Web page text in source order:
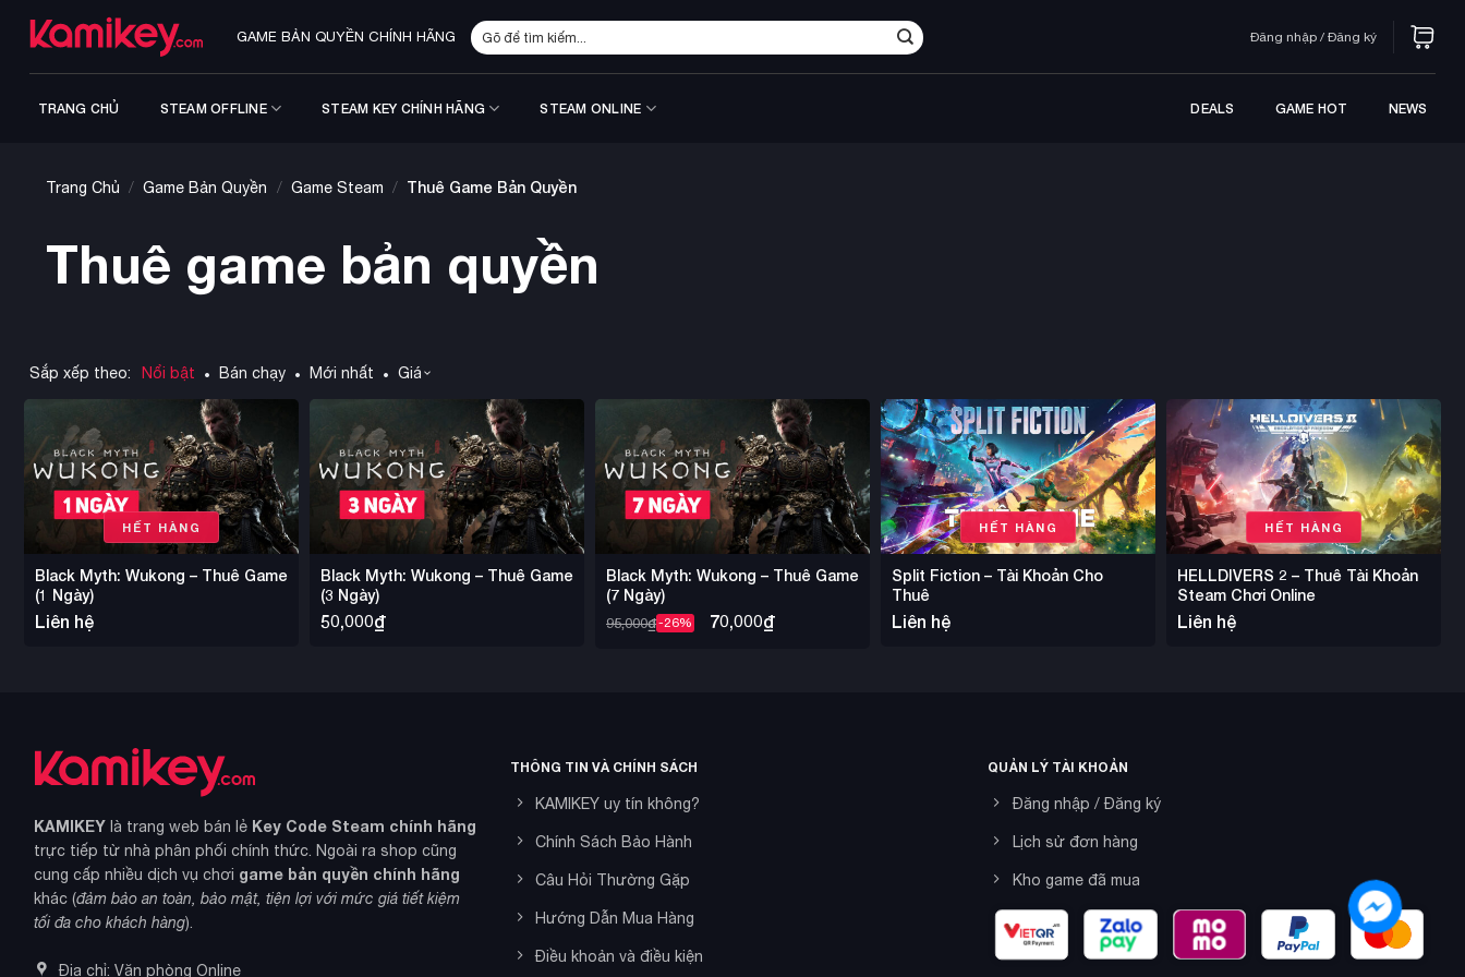
GAME BẢN QUYỀN CHÍNH HÃNG
Tìm
kiếm:
Đăng nhập / Đăng ký
TRANG CHỦ STEAM OFFLINE STEAM KEY CHÍNH HÃNG STEAM ONLINE DEALS GAME HOT NEWS
Trang Chủ / Game Bản Quyền / Game Steam / Thuê Game Bản Quyền
Thuê game bản quyền
Sắp xếp theo: Nổi bật Bán chạy Mới nhất Giá
HẾT HÀNG
Black Myth: Wukong – Thuê Game
(1 Ngày)
Liên hệ
Black Myth: Wukong – Thuê Game
(3 Ngày)
50,000₫
Black Myth: Wukong – Thuê Game
(7 Ngày)
95,000₫-26% 70,000₫
HẾT HÀNG
Split Fiction – Tài Khoản Cho
Thuê
Liên hệ
HẾT HÀNG
HELLDIVERS 2 – Thuê Tài Khoản
Steam Chơi Online
Liên hệ
KAMIKEYlà trang web bán lẻ Key Code Steam chính hãng
trực tiếp từ nhà phân phối chính thức. Ngoài ra shop cũng
cung cấp nhiều dịch vụ chơi game bản quyền chính hãng
khác (đảm bảo an toàn, bảo mật, tiện lợi với mức giá tiết kiệm
tối đa cho khách hàng).
Địa chỉ: Văn phòng Online
THÔNG TIN VÀ CHÍNH SÁCH
KAMIKEY uy tín không?
Chính Sách Bảo Hành
Câu Hỏi Thường Gặp
Hướng Dẫn Mua Hàng
Điều khoản và điều kiện
QUẢN LÝ TÀI KHOẢN
Đăng nhập / Đăng ký
Lịch sử đơn hàng
Kho game đã mua